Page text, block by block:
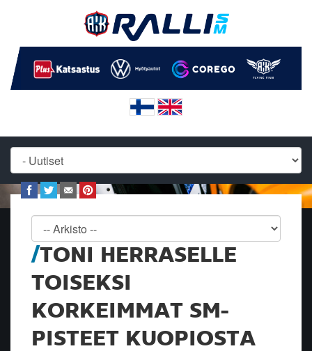
TONI HERRASELLE
TOISEKSI
KORKEIMMAT SM-
PISTEET KUOPIOSTA